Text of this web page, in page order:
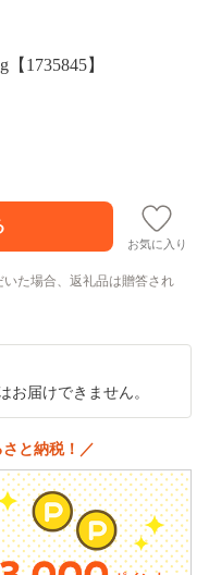
1735845】
お気に入り
た場合、返礼品は贈答され
届けできません。
と納税！／